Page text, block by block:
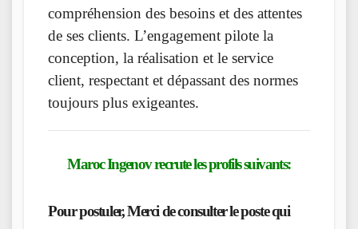
compréhension des besoins et des attentes
de ses clients. L’engagement pilote la
conception, la réalisation et le service
client, respectant et dépassant des normes
toujours plus exigeantes.
Maroc Ingenov recrute les profils suivants:
Pour postuler, Merci de consulter le poste qui